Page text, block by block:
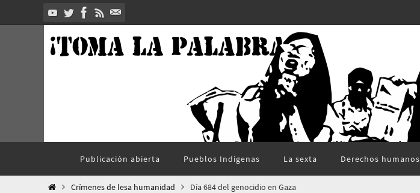
al
contenido
Publicación abierta Pueblos Indí­genas La sexta Derechos humanos
InicioCrímenes de lesa humanidad Día 684 del genocidio en Gaza